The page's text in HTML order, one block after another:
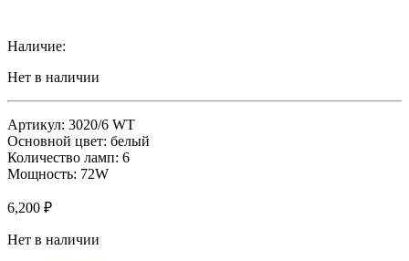
Наличие:
Нет в наличии
Артикул: 3020/6 WT
Основной цвет: белый
Количество ламп: 6
Мощность: 72W
6,200 ₽
Нет в наличии